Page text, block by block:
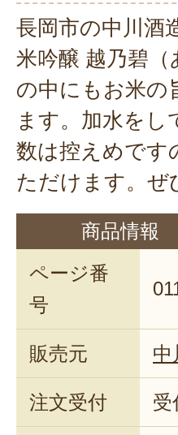
長岡市の中川酒
米吟醸 越乃碧
の中にもお米の
ます。加水を
数は控えめです
ただけます。ぜ
商品情報
ページ番
号
販売元 中
注文受付 受